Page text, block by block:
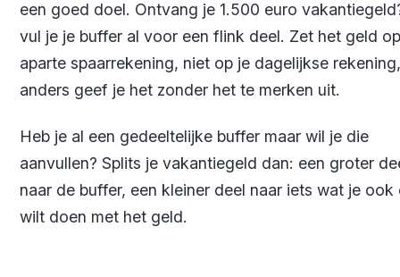
een goed doel. Ontvang je 1.500 euro
vul je je buffer al voor een flink deel. Zet het geld
aparte spaarrekening, niet op je dagelijkse
anders geef je het zonder het te merken uit.
Heb je al een gedeeltelijke buffer maar wil je die
aanvullen? Splits je vakantiegeld dan: een groter
naar de buffer, een kleiner deel naar iets wat je ook
wilt doen met het geld.